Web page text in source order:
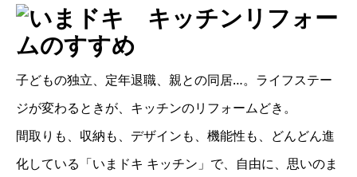
子どもの独立、定年退職、親との同居…。ライフステー
ジが変わるときが、キッチンのリフォームどき。
間取りも、収納も、デザインも、機能性も、どんどん進
化している「いまドキ キッチン」で、自由に、思いのま